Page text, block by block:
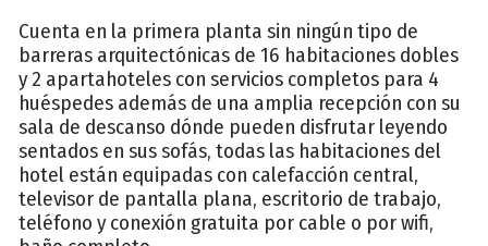
Cuenta en la primera planta sin ningún tipo de
barreras arquitectónicas de 16 habitaciones dobles
y 2 apartahoteles con servicios completos para 4
huéspedes además de una amplia recepción con su
sala de descanso dónde pueden disfrutar leyendo
sentados en sus sofás, todas las habitaciones del
hotel están equipadas con calefacción central,
televisor de pantalla plana, escritorio de trabajo,
teléfono y conexión gratuita por cable o por wifi,